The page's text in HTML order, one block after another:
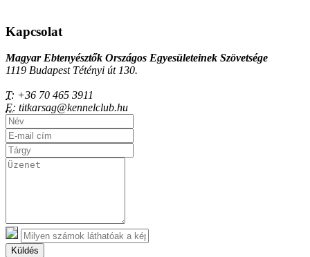
Kapcsolat
Magyar Ebtenyésztők Országos Egyesületeinek Szövetsége
1119 Budapest Tétényi út 130.
T: +36 70 465 3911
E: titkarsag@kennelclub.hu
Küldés